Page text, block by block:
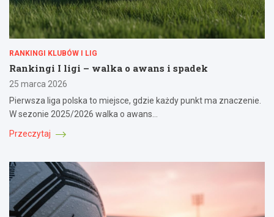
RANKINGI KLUBÓW I LIG
Rankingi I ligi – walka o awans i spadek
25 marca 2026
Pierwsza liga polska to miejsce, gdzie każdy punkt ma znaczenie.
W sezonie 2025/2026 walka o awans…
Przeczytaj